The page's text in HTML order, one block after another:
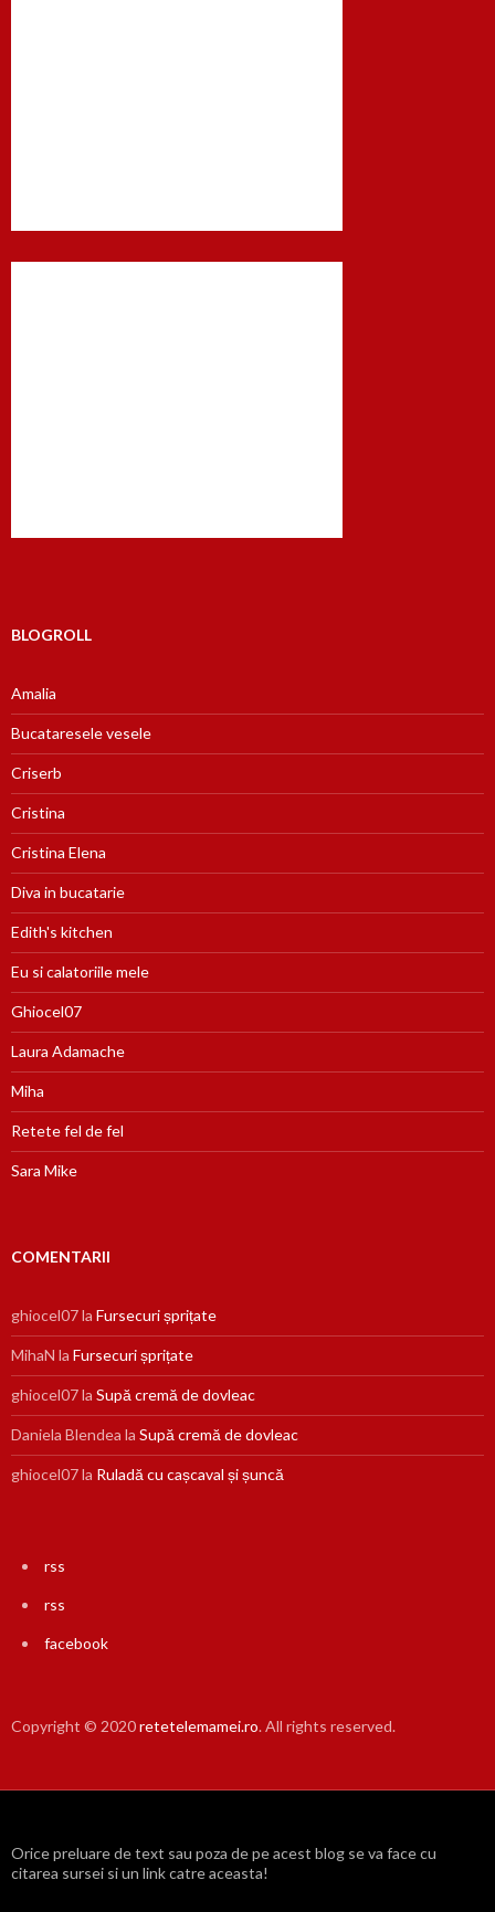
BLOGROLL
Amalia
Bucataresele vesele
Criserb
Cristina
Cristina Elena
Diva in bucatarie
Edith's kitchen
Eu si calatoriile mele
Ghiocel07
Laura Adamache
Miha
Retete fel de fel
Sara Mike
COMENTARII
ghiocel07la Fursecuri șprițate
MihaN la Fursecuri șprițate
ghiocel07la Supă cremă de dovleac
Daniela Blendea la Supă cremă de dovleac
ghiocel07la Ruladă cu cașcaval și șuncă
rss
rss
facebook
Copyright © 2020retetelemamei.ro. All rights reserved.
Orice preluare de text sau poza de pe acest blog se va face cu
citarea sursei si un link catre aceasta!